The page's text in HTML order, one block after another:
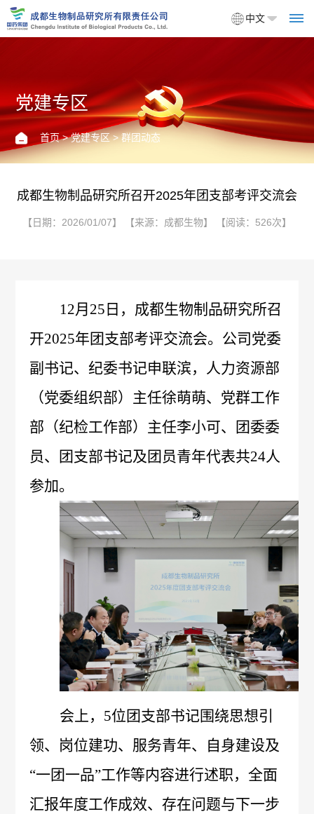
中文
首
页
于
我
业
概
况
发
展
历
程
荣
誉
墙
管
理
团
品
介
绍
科
技
创
专
利
成
果
医
学
务
政
策
法
规
疫
人
力
资
源
人
才
理
国
际
党建专区
首页>党建专区> 群团动态
成都生物制品研究所召开2025年团支部考评交流会
【日期：2026/01/07】 【来源：成都生物】 【阅读：526次】
12月25日，成都生物制品研究所召
开2025年团支部考评交流会。公司党委
副书记、纪委书记申联滨，人力资源部
（党委组织部）主任徐萌萌、党群工作
部（纪检工作部）主任李小可、团委委
员、团支部书记及团员青年代表共24人
参加。
会上， 5位团支部书记围绕思想引
领、岗位建功、服务青年、自身建设及
“一团一品”工作等内容进行述职，全面
汇报年度工作成效、存在问题与下一步